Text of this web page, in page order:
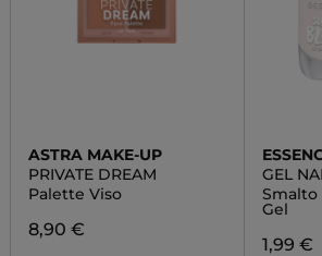
ASTRA MAKE-UP
PRIVATE DREAM
Palette Viso
8,90 €
GEL
Gel
1,99 €